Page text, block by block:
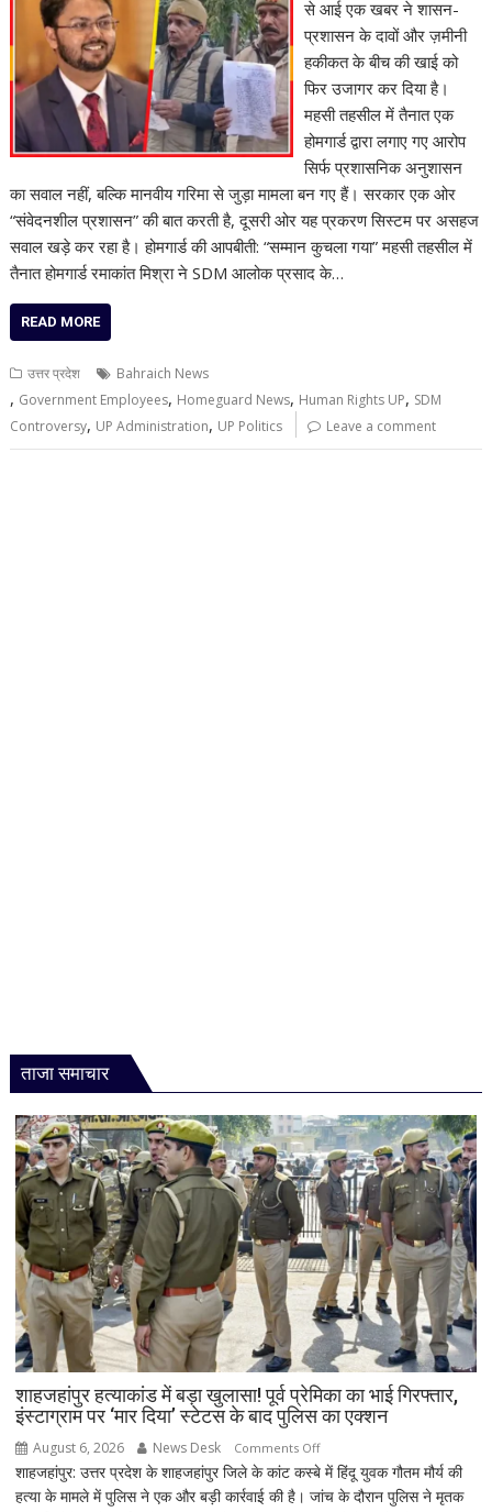
से आई एक खबर ने शासन-
प्रशासन के दावों और ज़मीनी
हकीकत के बीच की खाई को
फिर उजागर कर दिया है।
महसी तहसील में तैनात एक
होमगार्ड द्वारा लगाए गए आरोप
सिर्फ प्रशासनिक अनुशासन
का सवाल नहीं, बल्कि मानवीय गरिमा से जुड़ा मामला बन गए हैं। सरकार एक ओर
“संवेदनशील प्रशासन” की बात करती है, दूसरी ओर यह प्रकरण सिस्टम पर असहज
सवाल खड़े कर रहा है। होमगार्ड की आपबीती: “सम्मान कुचला गया” महसी तहसील में
तैनात होमगार्ड रमाकांत मिश्रा ने SDM आलोक प्रसाद के…
READ MORE
उत्तर प्रदेश Bahraich News
, Government Employees, Homeguard News, Human Rights UP, SDM
Controversy, UP Administration, UP Politics Leave a comment
ताजा समाचार
शाहजहांपुर हत्याकांड में बड़ा खुलासा! पूर्व प्रेमिका का भाई गिरफ्तार,
इंस्टाग्राम पर ‘मार दिया’ स्टेटस के बाद पुलिस का एक्शन
August 6, 2026 News Desk Comments Offon
शाहजहांपुर
हत्याकांड
शाहजहांपुर: उत्तर प्रदेश के शाहजहांपुर जिले के कांट कस्बे में हिंदू युवक गौतम मौर्य की
हत्या के मामले में पुलिस ने एक और बड़ी कार्रवाई की है। जांच के दौरान पुलिस ने मृतक